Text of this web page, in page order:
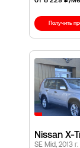
Получить
SE Mid, 2013 г.